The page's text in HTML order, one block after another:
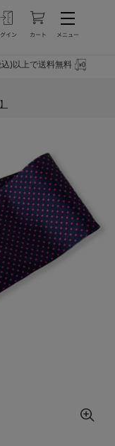
)以上で送料無料